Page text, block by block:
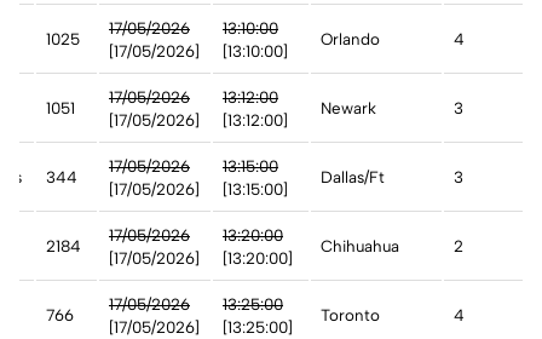
1025
17/05/2026
[17/05/2026]
13:10:00
[13:10:00]
Orlando 4
1051
17/05/2026
[17/05/2026]
13:12:00
[13:12:00]
Newark 3
344
17/05/2026
[17/05/2026]
13:15:00
[13:15:00]
Dallas/Ft 3
2184
17/05/2026
[17/05/2026]
13:20:00
[13:20:00]
Chihuahua 2
766
17/05/2026
[17/05/2026]
13:25:00
[13:25:00]
Toronto 4